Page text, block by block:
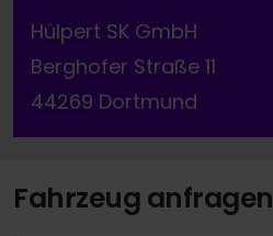
Hülpert SK GmbH
Berghofer Straße 11
44269 Dortmund
Fahrzeug anfragen